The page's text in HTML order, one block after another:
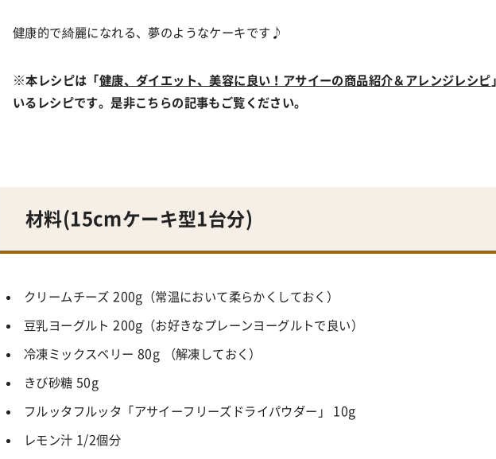
健康的で綺麗になれる、夢のようなケーキです ♪
※本レシピは「健康、ダイエット、美容に良い！アサイーの商品紹介＆アレンジレシピ
いるレシピです。是非こちらの記事もご覧ください。
材料(15cmケーキ型1台分)
クリームチーズ 200g（常温において柔らかくしておく）
豆乳ヨーグルト 200g（お好きなプレーンヨーグルトで良い）
冷凍ミックスベリー 80g （解凍しておく）
きび砂糖 50g
フルッタフルッタ「アサイーフリーズドライパウダー」 10g
レモン汁 1/2個分